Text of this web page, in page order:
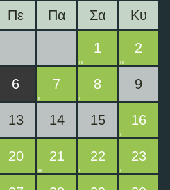
Πε Πα Σα Κυ
1 2
6 7 8 9
13 14 15 16
20 21 22 23